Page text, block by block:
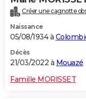
Créer une cagnotte
Naissance
05/08/1934 à
Décès
21/03/2022 à Mouazé
Famille MORISSET